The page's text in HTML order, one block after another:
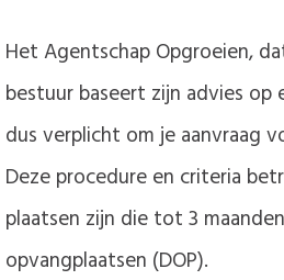
Het Agentschap Opgroeien,
bestuur baseert zijn advies
dus verplicht om je aanvraag
Deze procedure en criteria
plaatsen zijn die tot 3
opvangplaatsen (DOP).